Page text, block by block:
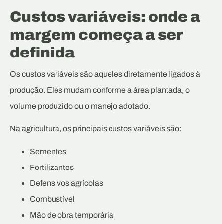
Custos variáveis: onde a
margem começa a ser
definida
Os custos variáveis são aqueles diretamente ligados à
produção. Eles mudam conforme a área plantada, o
volume produzido ou o manejo adotado.
Na agricultura, os principais custos variáveis são:
Sementes
Fertilizantes
Defensivos agrícolas
Combustível
Mão de obra temporária